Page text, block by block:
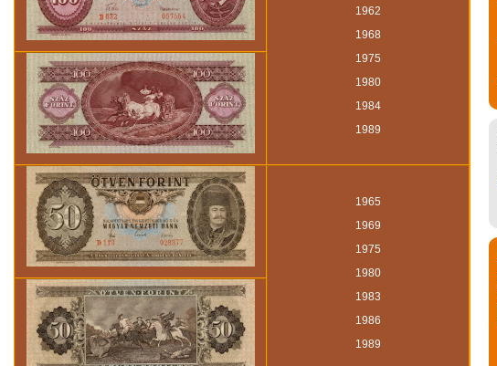
1962
1968
1975
1980
1984
1989
1965
1969
1975
1980
1983
1986
1989